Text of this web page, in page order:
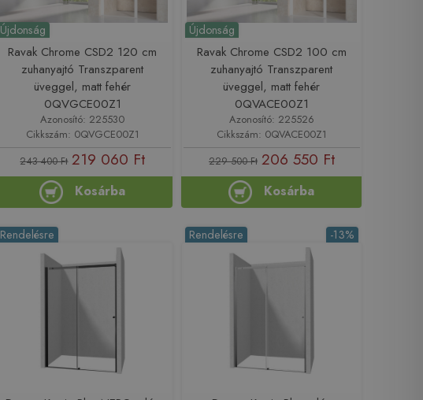
Újdonság
Ravak Chrome CSD2 120 cm
zuhanyajtó Transzparent
üveggel, matt fehér
0QVGCE00Z1
Azonosító: 225530
Cikkszám: 0QVGCE00Z1
243 400 Ft 219 060 Ft
Kosárba
Újdonság
Ravak Chrome CSD2 100 cm
zuhanyajtó Transzparent
üveggel, matt fehér
0QVACE00Z1
Azonosító: 225526
Cikkszám: 0QVACE00Z1
229 500 Ft 206 550 Ft
Kosárba
Rendelésre -13%
Rendelésre